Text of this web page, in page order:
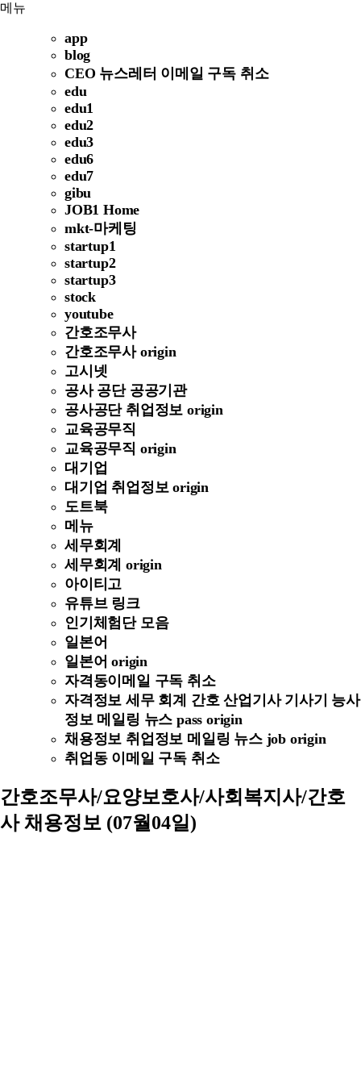
메뉴
app
blog
CEO 뉴스레터 이메일 구독 취소
edu
edu1
edu2
edu3
edu6
edu7
gibu
JOB1 Home
mkt-마케팅
startup1
startup2
startup3
stock
youtube
간호조무사
간호조무사 origin
고시넷
공사 공단 공공기관
공사공단 취업정보 origin
교육공무직
교육공무직 origin
대기업
대기업 취업정보 origin
도트북
메뉴
세무회계
세무회계 origin
아이티고
유튜브 링크
인기체험단 모음
일본어
일본어 origin
자격동이메일 구독 취소
자격정보 세무 회계 간호 산업기사 기사기 능사
정보 메일링 뉴스 pass origin
채용정보 취업정보 메일링 뉴스 job origin
취업동 이메일 구독 취소
간호조무사/요양보호사/사회복지사/간호
사 채용정보 (07월04일)